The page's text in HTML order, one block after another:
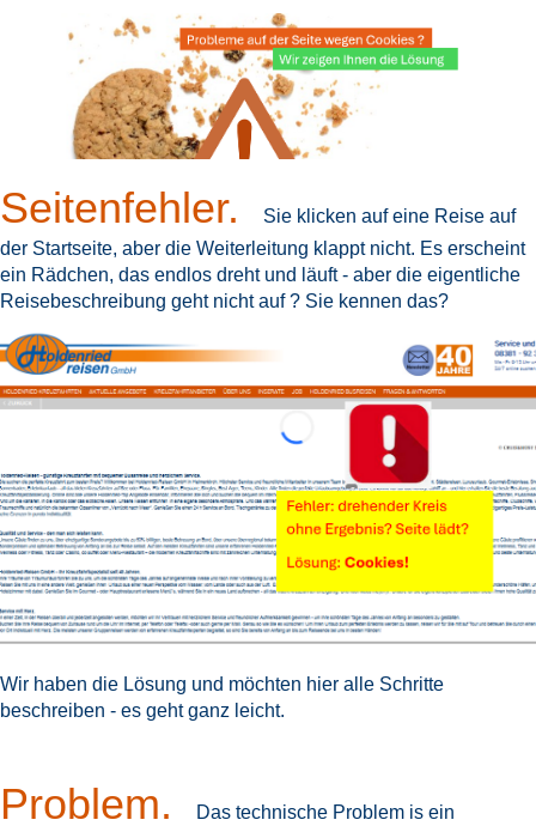
Seitenfehler.
Sie klicken auf eine Reise auf
der Startseite, aber die Weiterleitung klappt nicht. Es erscheint
ein Rädchen, das endlos dreht und läuft - aber die eigentliche
Reisebeschreibung geht nicht auf ? Sie kennen das?
Wir haben die Lösung und möchten hier alle Schritte
beschreiben - es geht ganz leicht.
Problem.
Das technische Problem is ein